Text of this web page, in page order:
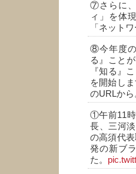
⑦さらに
ィ」を体
「ネット
⑧今年度の
る』こと
『知る』
を開始し
のURLから
①午前11時
長、三河
の高須代表
発の新ブ
た。